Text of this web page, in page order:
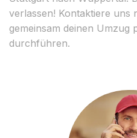
verlassen! Kontaktiere uns
gemeinsam deinen Umzug
durchführen.